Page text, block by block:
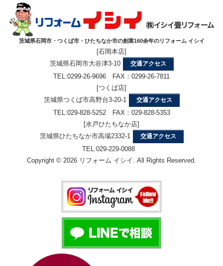
茨城県石岡市・つくば市・ひたちなか市の創業160余年のリフォーム イシイ
[石岡本店]
茨城県石岡市大谷津3-10
交通アクセス
TEL:0299-26-9696 FAX：0299-26-7811
[つくば店]
茨城県つくば市高野台3-20-1
交通アクセス
TEL:029-828-5252 FAX：029-828-5353
[水戸ひたちなか店]
茨城県ひたちなか市高場2332-1
交通アクセス
TEL:029-229-0088
Copyright © 2026 リフォーム イシイ. All Rights Reserved.